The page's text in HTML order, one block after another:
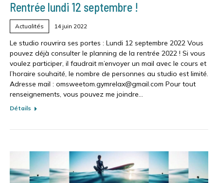
Rentrée lundi 12 septembre !
Actualités 14 juin 2022
Le studio rouvrira ses portes : Lundi 12 septembre 2022 Vous
pouvez déjà consulter le planning de la rentrée 2022 ! Si vous
voulez participer, il faudrait m’envoyer un mail avec le cours et
l’horaire souhaité, le nombre de personnes au studio est limité.
Adresse mail : omsweetom.gymrelax@gmail.com Pour tout
renseignements, vous pouvez me joindre…
Détails